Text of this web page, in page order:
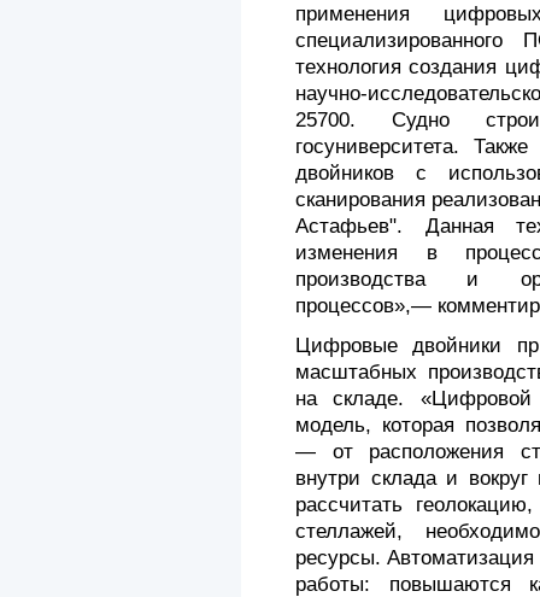
применения
технология создания
научно-
25700. Судно
госуниверситета.
двойников с
сканирования
Астафьев". Данная
изменения в процесс
производства и
процессов»,—
Цифровые двойники
масштабных
на складе.
модель, которая
— от расположения
внутри склада и
рассчитать
стеллажей,
ресурсы.
работы: повышаются